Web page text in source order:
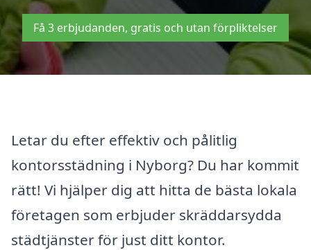
Få 3 erbjudanden, gratis och utan förpliktelser
Letar du efter effektiv och pålitlig
kontorsstädning i Nyborg? Du har kommit
rätt! Vi hjälper dig att hitta de bästa lokala
företagen som erbjuder skräddarsydda
städtjänster för just ditt kontor.